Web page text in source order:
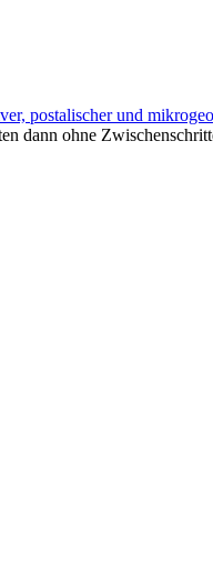
postalischer und
dann ohne